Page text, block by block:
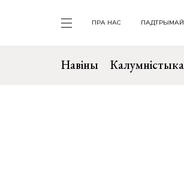
ПРА НАС ПАДТРЫМАЙ
Навіны Калумністыка